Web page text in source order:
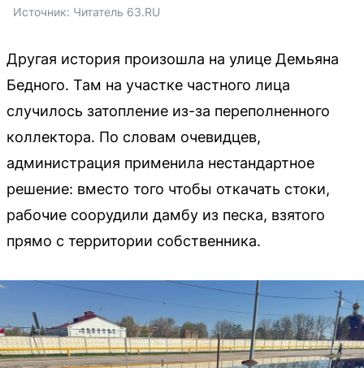
Источник: Читатель 63.RU
Другая история произошла на улице Демьяна
Бедного. Там на участке частного лица
случилось затопление из-за переполненного
коллектора. По словам очевидцев,
администрация применила нестандартное
решение: вместо того чтобы откачать стоки,
рабочие соорудили дамбу из песка, взятого
прямо с территории собственника.